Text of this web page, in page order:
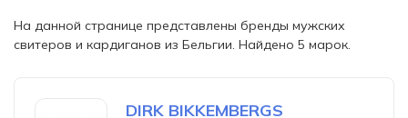
На данной странице представлены бренды мужских
свитеров и кардиганов из Бельгии. Найдено 5 марок.
DIRK BIKKEMBERGS